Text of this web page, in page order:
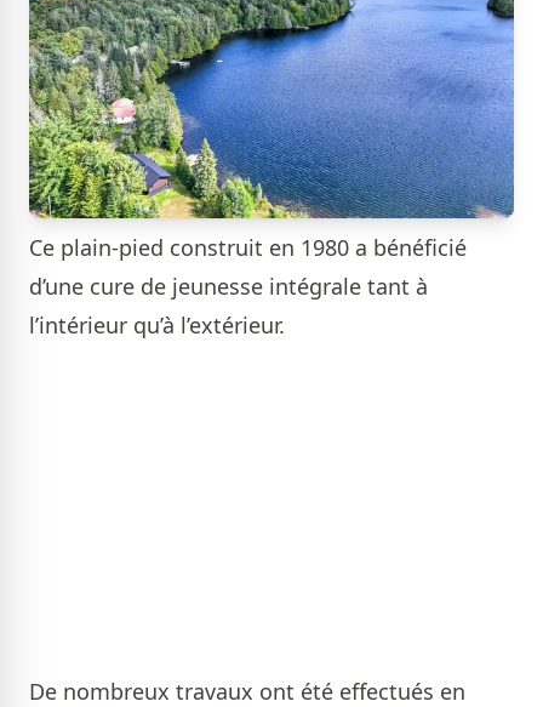
Ce plain-pied construit en 1980 a bénéficié
d’une cure de jeunesse intégrale tant à
l’intérieur qu’à l’extérieur.
De nombreux travaux ont été effectués en